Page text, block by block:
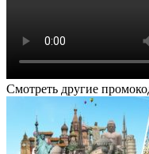
Смотреть другие